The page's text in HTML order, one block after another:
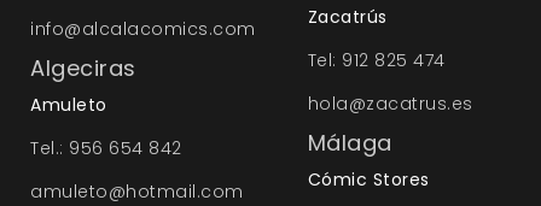
info@alcalacomics.com
Algeciras
Amuleto
Tel.: 956 654 842
amuleto@hotmail.com
Zacatrús
Tel: 912 825 474
hola@zacatrus.es
Málaga
Cómic Stores